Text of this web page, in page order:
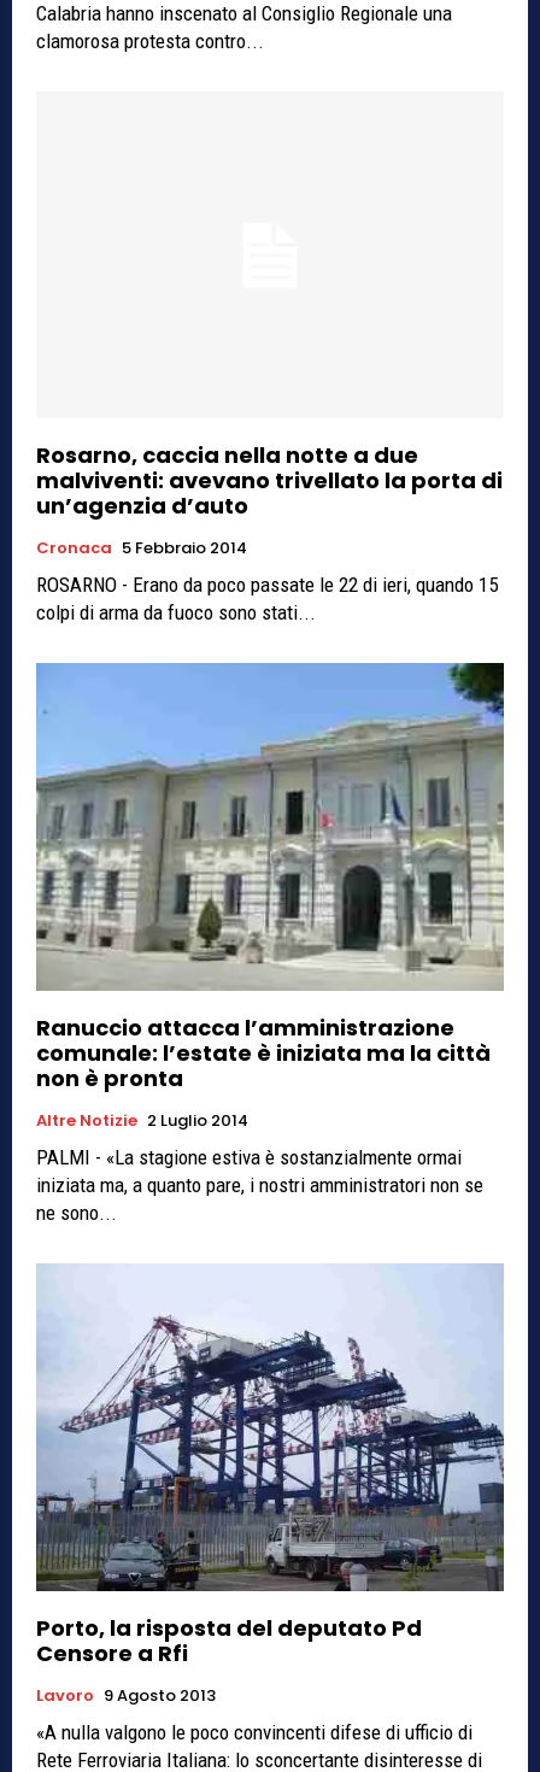
Calabria hanno inscenato al Consiglio Regionale una
clamorosa protesta contro...
Rosarno, caccia nella notte a due
malviventi: avevano trivellato la porta di
un’agenzia d’auto
Cronaca 5 Febbraio 2014
ROSARNO - Erano da poco passate le 22 di ieri, quando 15
colpi di arma da fuoco sono stati...
Ranuccio attacca l’amministrazione
comunale: l’estate è iniziata ma la città
non è pronta
Altre Notizie 2 Luglio 2014
PALMI - «La stagione estiva è sostanzialmente ormai
iniziata ma, a quanto pare, i nostri amministratori non se
ne sono...
Porto, la risposta del deputato Pd
Censore a Rfi
Lavoro 9 Agosto 2013
«A nulla valgono le poco convincenti difese di ufficio di
Rete Ferroviaria Italiana: lo sconcertante disinteresse di